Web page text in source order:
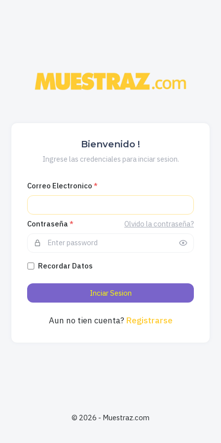
Bienvenido !
Ingrese las credenciales para inciar sesion.
Correo Electronico *
Olvido la contraseña?
Contraseña *
Recordar Datos
Inciar Sesion
Aun no tien cuenta? Registrarse
© 2026 - Muestraz.com